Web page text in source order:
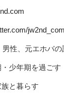
jw2nd_com
男性、元エホバ
少年期を過ごす
と暮らす